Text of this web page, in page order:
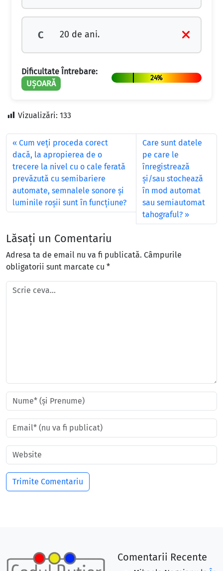
C 20 de ani.
Dificultate Întrebare:
UȘOARĂ
24%
Vizualizări: 133
Cum veţi proceda corect
dacă, la apropierea de o
trecere la nivel cu o cale ferată
prevăzută cu semibariere
automate, semnalele sonore şi
luminile roşii sunt în funcţiune?
Care sunt datele
pe care le
înregistrează
şi/sau stochează
în mod automat
sau semiautomat
tahograful?
Lăsați un Comentariu
Adresa ta de email nu va fi publicată. Câmpurile
obligatorii sunt marcate cu *
Comentarii Recente